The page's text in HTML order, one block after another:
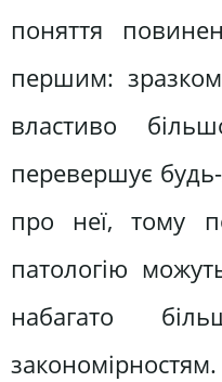
поняття
першим:
властиво
перевершує будь-
про неї, тому
патологію
набагато
закономірностям.